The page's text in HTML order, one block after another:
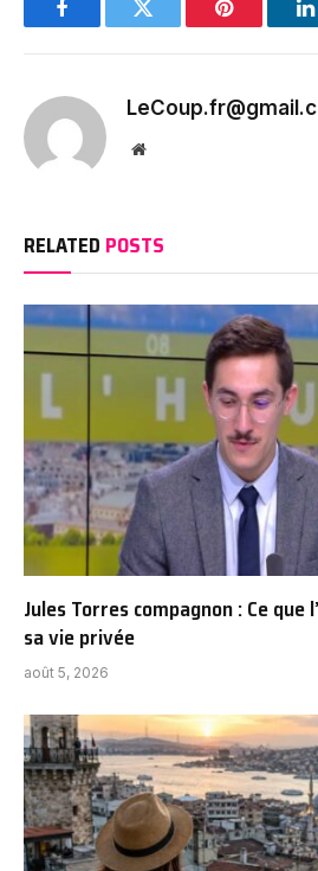
FacebookTwitter Pinterest
Website
RELATED POSTS
Jules Torres compagnon : Ce
sa vie privée
août 5, 2026